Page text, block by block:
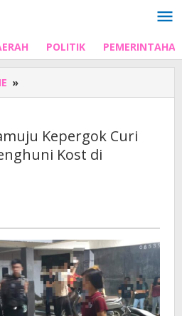
POLITIK
»
Wanita
Kepergok
Curi
di
Mamuju
Kepergok Curi
Kost di